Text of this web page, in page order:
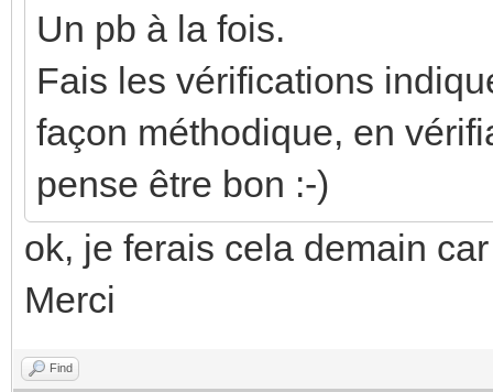
Un pb à la fois.
Fais les vérifications
façon méthodique, en
pense être bon :-)
ok, je ferais cela demain
Merci
Find